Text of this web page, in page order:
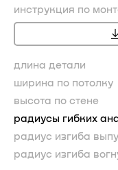
инструкция по
длина детали
ширина по потолку
высота по стене
радиусы гибких
радиус изгиба
радиус изгиба